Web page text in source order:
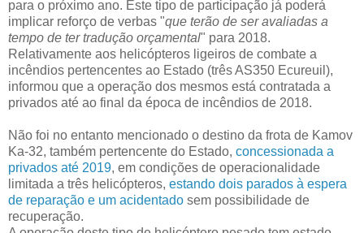
para o próximo ano. Este tipo de participação já poderá
implicar reforço de verbas "que terão de ser avaliadas a
tempo de ter tradução orçamental" para 2018.
Relativamente aos helicópteros ligeiros de combate a
incêndios pertencentes ao Estado (três AS350 Ecureuil),
informou que a operação dos mesmos está contratada a
privados até ao final da época de incêndios de 2018.
Não foi no entanto mencionado o destino da frota de Kamov
Ka-32, também pertencente do Estado, concessionada a
privados até 2019, em condições de operacionalidade
limitada a três helicópteros, estando dois parados à espera
de reparação e um acidentado sem possibilidade de
recuperação.